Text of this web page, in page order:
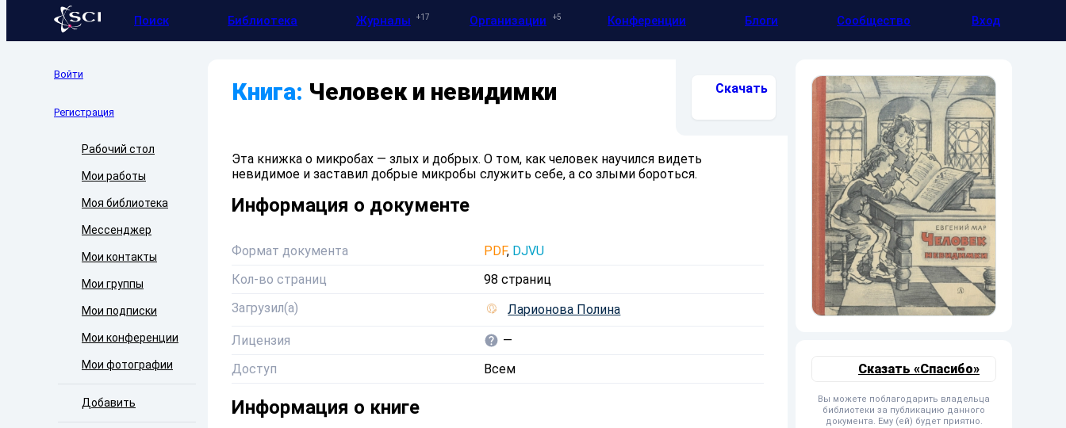
Поиск Библиотека Журналы 17 Организации 5 Конференции Блоги Сообщество Вход
Войти
Регистрация
Рабочий стол
Мои работы
Моя библиотека
Мессенджер
Мои контакты
Мои группы
Мои подписки
Мои конференции
Мои фотографии
Добавить
Книга: Человек и невидимки Скачать
Эта книжка о микробах — злых и добрых. О том, как человек научился видеть
невидимое и заставил добрые микробы служить себе, а со злыми бороться.
Информация о документе
Формат документа PDF, DJVU
Кол-во страниц
98 страниц
Загрузил(а)
Ларионова Полина
Лицензия
—
Доступ
Всем
Информация о книге
Сказать «Спасибо»
Вы можете поблагодарить владельца
библиотеки за публикацию данного
документа. Ему (ей) будет приятно.